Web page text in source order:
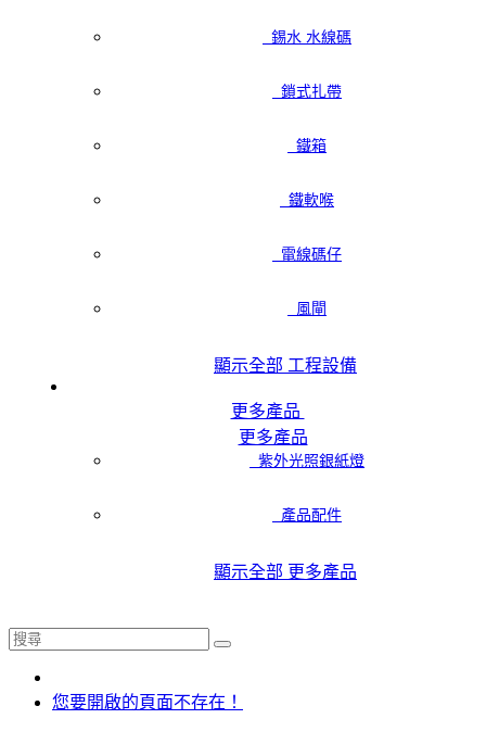
錫水 水線碼
鎖式扎帶
鐵箱
鐵軟喉
電線碼仔
風閘
顯示全部 工程設備
更多產品
更多產品
紫外光照銀紙燈
產品配件
顯示全部 更多產品
您要開啟的頁面不存在！